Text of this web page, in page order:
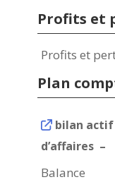
Profits et
Profits et
Plan
bilan
d’affaires –
Balance